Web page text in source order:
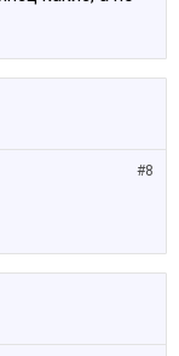
#8